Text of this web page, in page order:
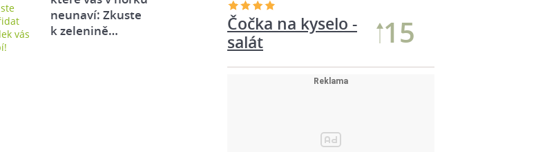
neunaví: Zkuste
k zelenině…
Čočka na kyselo -
salát
15